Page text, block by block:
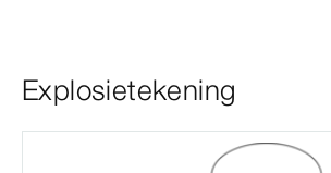
Explosietekening